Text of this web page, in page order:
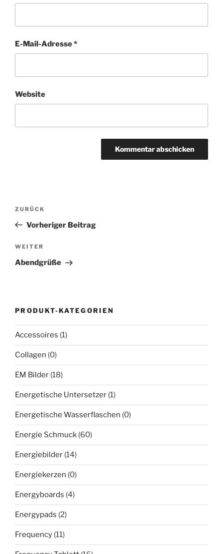
E-Mail-Adresse*
Website
Beitragsnavigation
Vorheriger
Beitrag
ZURÜCK
Vorheriger Beitrag
Nächster
Beitrag
WEITER
Abendgrüße
PRODUKT-KATEGORIEN
Accessoires (1)
Collagen (0)
EM Bilder (18)
Energetische Untersetzer (1)
Energetische Wasserflaschen (0)
Energie Schmuck (60)
Energiebilder (14)
Energiekerzen (0)
Energyboards (4)
Energypads (2)
Frequency (11)